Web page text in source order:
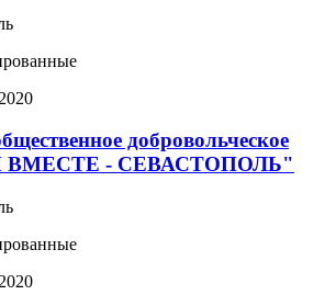
добровольческое
ВМЕСТЕ - СЕВАСТОПОЛЬ"